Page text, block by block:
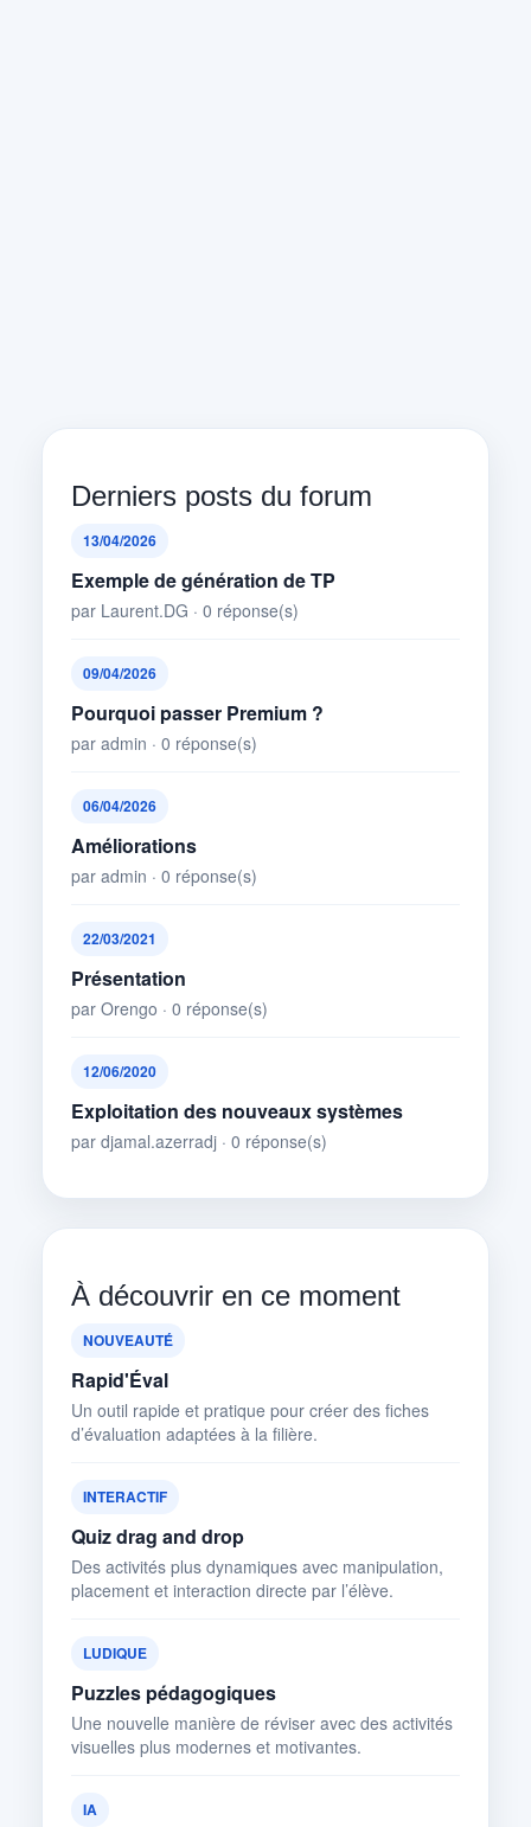
Derniers posts du forum
13/04/2026
Exemple de génération de TP
par Laurent.DG · 0 réponse(s)
09/04/2026
Pourquoi passer Premium ?
par admin · 0 réponse(s)
06/04/2026
Améliorations
par admin · 0 réponse(s)
22/03/2021
Présentation
par Orengo · 0 réponse(s)
12/06/2020
Exploitation des nouveaux systèmes
par djamal.azerradj · 0 réponse(s)
À découvrir en ce moment
NOUVEAUTÉ
Rapid'Éval
Un outil rapide et pratique pour créer des fiches
d’évaluation adaptées à la filière.
INTERACTIF
Quiz drag and drop
Des activités plus dynamiques avec manipulation,
placement et interaction directe par l’élève.
LUDIQUE
Puzzles pédagogiques
Une nouvelle manière de réviser avec des activités
visuelles plus modernes et motivantes.
IA